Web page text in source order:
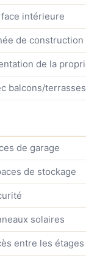
intérieure
de construction
de la
balcons/terrasses
de garage
de stockage
solaires
entre les étages